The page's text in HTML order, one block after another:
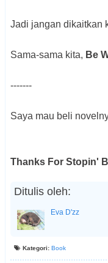
Jadi jangan dikaitkan
Sama-sama kita, Be
-------
Saya mau beli
Thanks For Stopin'
Ditulis oleh:
Eva D'zz
Kategori: Book